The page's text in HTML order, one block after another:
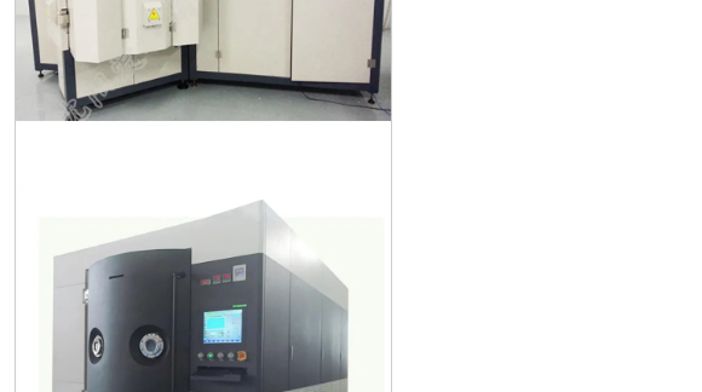
альная машина: создайте идеальн
ое покрытие для вашего продукт
а!